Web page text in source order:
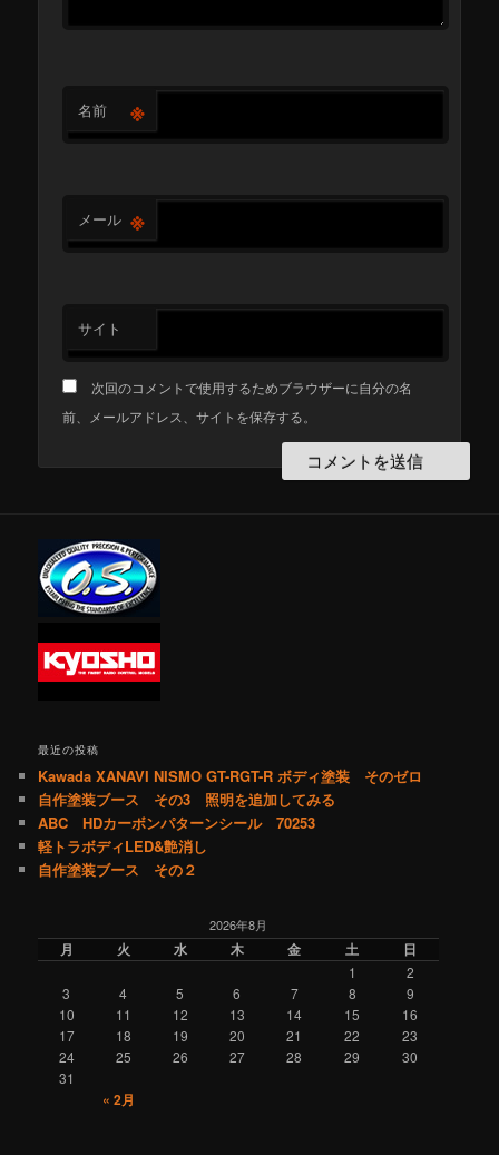
名前 ※
メール ※
サイト
次回のコメントで使用するためブラウザーに自分の名
前、メールアドレス、サイトを保存する。
最近の投稿
Kawada XANAVI NISMO GT-RGT-R ボディ塗装 そのゼロ
自作塗装ブース その3 照明を追加してみる
ABC HDカーボンパターンシール 70253
軽トラボディLED&艶消し
自作塗装ブース その２
2026年8月
月 火 水 木 金 土 日
1
2
3
4 5 6 7 8
9
10
11 12 13 14 15
16
17
18 19 20 21 22
23
24
25 26 27 28 29
30
31
« 2月